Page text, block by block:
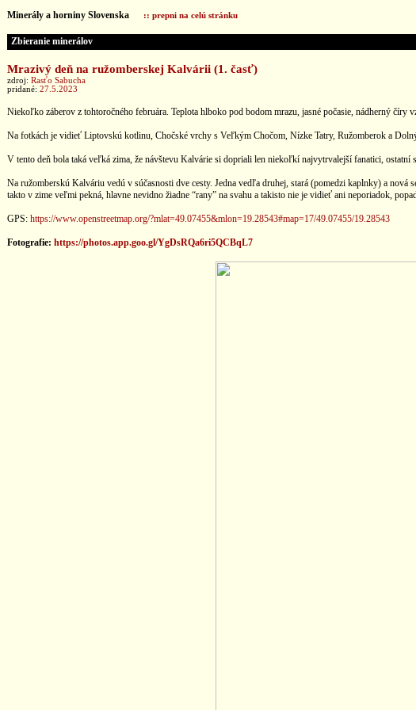
Minerály a horniny Slovenska :: prepni na celú stránku
Zbieranie minerálov
Mrazivý deň na ružomberskej Kalvárii (1. časť)
zdroj: Rasťo Sabucha
pridané: 27.5.2023
Niekoľko záberov z tohtoročného februára. Teplota hlboko pod bodom mrazu, jasné počasie, nádherný číry
Na fotkách je vidieť Liptovskú kotlinu, Chočské vrchy s Veľkým Chočom, Nízke Tatry, Ružomberok a
V tento deň bola taká veľká zima, že návštevu Kalvárie si dopriali len niekoľkí najvytrvalejší fanatici,
Na ružomberskú Kalváriu vedú v súčasnosti dve cesty. Jedna vedľa druhej, stará (pomedzi kaplnky) a
takto v zime veľmi pekná, hlavne nevidno žiadne “rany” na svahu a takisto nie je vidieť ani neporiadok,
GPS: https://www.openstreetmap.org/?mlat=49.07455&mlon=19.28543#map=17/49.07455/19.28543
Fotografie: https://photos.app.goo.gl/YgDsRQa6ri5QCBqL7